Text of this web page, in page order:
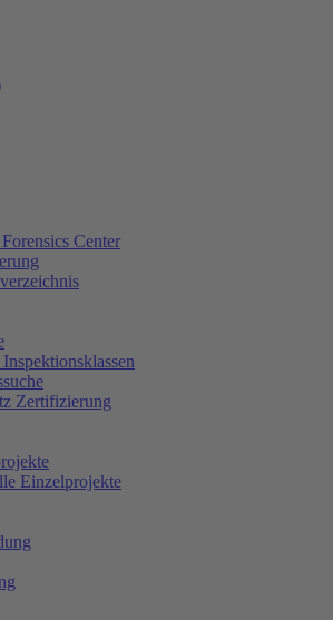
Center
Zertifizierung
Einzelprojekte